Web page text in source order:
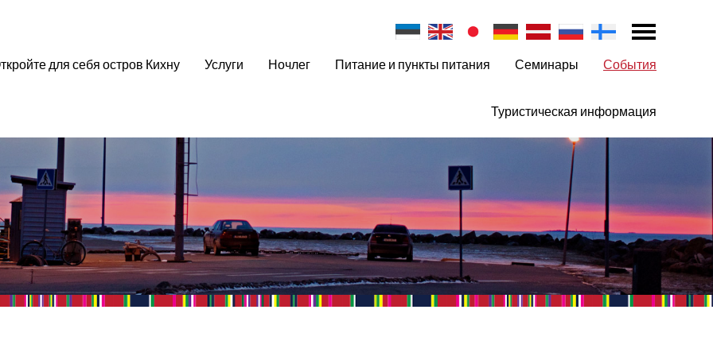
для себя остров Кихну Услуги Ночлег Питание и пункты питания Семинары События
Туристическая информация